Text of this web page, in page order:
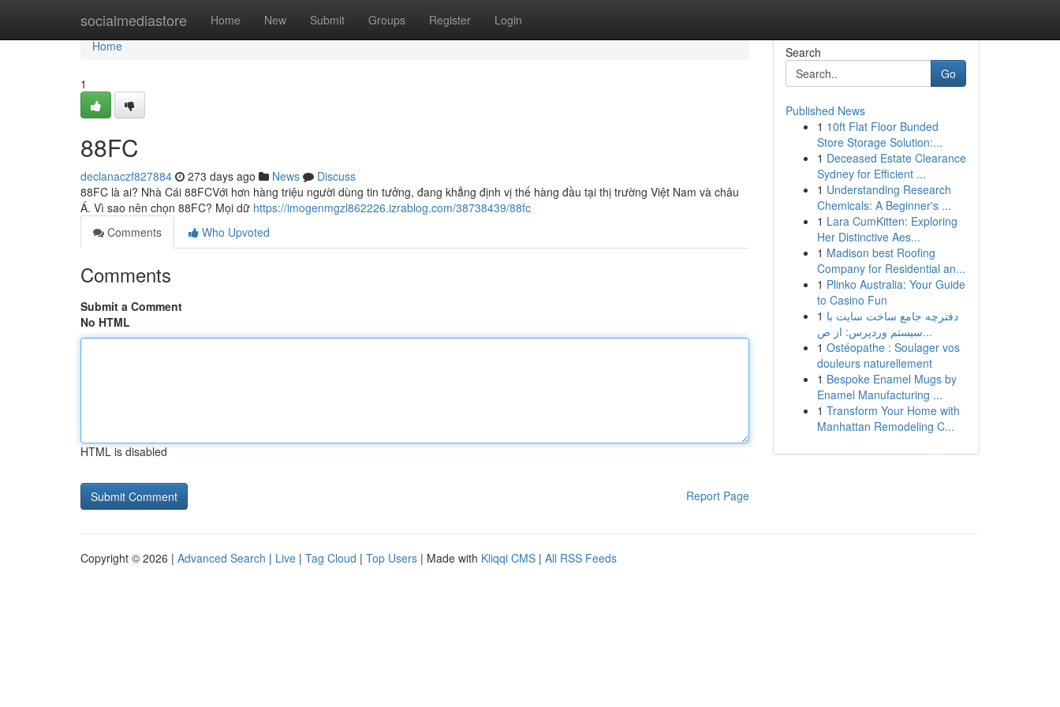
socialmediastore Home New Submit Groups Register Login
Home
Home
1
88FC
declanaczf827884 273 days ago News
Discuss
88FC là ai? Nhà Cái 88FCVới hơn hàng triệu người dùng tin tưởng, đang khẳng định vị thế hàng đầu tại thị trường Việt Nam và châu
Á. Vì sao nên chọn 88FC? Mọi dữ https://imogenmgzl862226.izrablog.com/38738439/88fc
Comments
Who Upvoted
Comments
Submit a Comment
No HTML
HTML is disabled
Report Page
Search
Go
Published News
1 10ft Flat Floor Bunded
Store Storage Solution:...
1 Deceased Estate Clearance
Sydney for Efficient ...
1 Understanding Research
Chemicals: A Beginner's ...
1 Lara CumKitten: Exploring
Her Distinctive Aes...
1 Madison best Roofing
Company for Residential an...
1 Plinko Australia: Your Guide
to Casino Fun
1 دفترچه جامع ساخت سایت با
سیستم وردپرس: از ص...
1 Ostéopathe : Soulager vos
douleurs naturellement
1 Bespoke Enamel Mugs by
Enamel Manufacturing ...
1 Transform Your Home with
Manhattan Remodeling C...
Copyright © 2026 | Advanced Search | Live | Tag Cloud | Top Users | Made with Kliqqi CMS | All RSS Feeds